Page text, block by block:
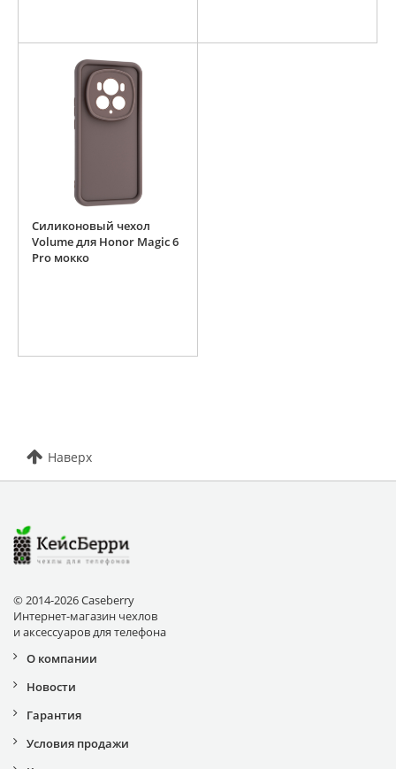
Силиконовый чехол
Volume для Honor Magic 6
Pro мокко
Наверх
© 2014-2026 Caseberry
Интернет-магазин чехлов
и аксессуаров для телефона
О компании
Новости
Гарантия
Условия продажи